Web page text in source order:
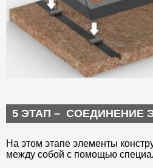
5 ЭТАП – СОЕДИНЕНИЕ
На этом этапе элементы
между собой с помощью